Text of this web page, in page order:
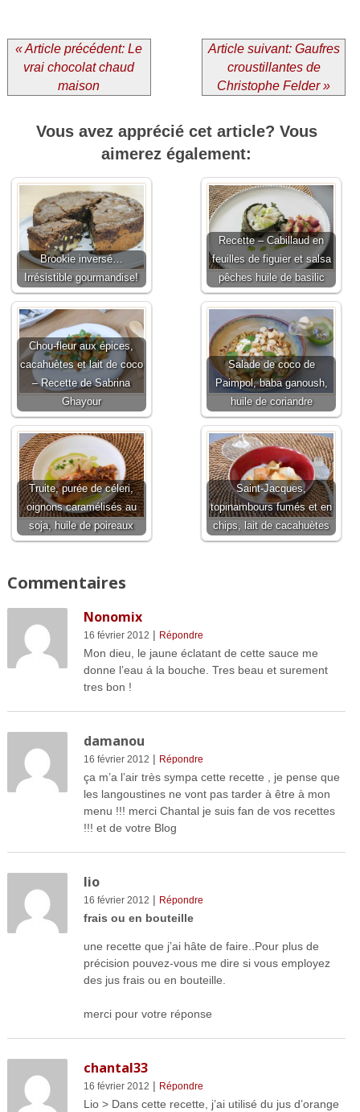
« Article précédent: Le
vrai chocolat chaud
maison
Article suivant: Gaufres
croustillantes de
Christophe Felder »
Vous avez apprécié cet article? Vous
aimerez également:
Brookie inversé…
Irrésistible gourmandise!
Recette – Cabillaud en
feuilles de figuier et salsa
pêches huile de basilic
Chou-fleur aux épices,
cacahuètes et lait de coco
– Recette de Sabrina
Ghayour
Salade de coco de
Paimpol, baba ganoush,
huile de coriandre
Truite, purée de céleri,
oignons caramélisés au
soja, huile de poireaux
Saint-Jacques,
topinambours fumés et en
chips, lait de cacahuètes
Commentaires
Nonomix
16 février 2012 | Répondre
Mon dieu, le jaune éclatant de cette sauce me
donne l’eau á la bouche. Tres beau et surement
tres bon !
damanou
16 février 2012 | Répondre
ça m’a l’air très sympa cette recette , je pense que
les langoustines ne vont pas tarder à être à mon
menu !!! merci Chantal je suis fan de vos recettes
!!! et de votre Blog
lio
16 février 2012 | Répondre
frais ou en bouteille
une recette que j’ai hâte de faire..Pour plus de
précision pouvez-vous me dire si vous employez
des jus frais ou en bouteille.
merci pour votre réponse
chantal33
16 février 2012 | Répondre
Lio > Dans cette recette, j’ai utilisé du jus d’orange